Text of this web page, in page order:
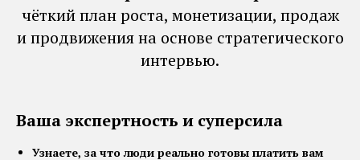
чёткий план роста, монетизации, продаж
и продвижения на основе стратегического
интервью.
Ваша экспертность и суперсила
Узнаете, за что люди реально готовы платить вам